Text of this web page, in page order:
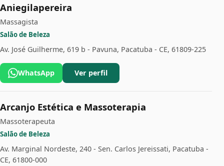
Aniegilapereira
Massagista
Salão de Beleza
Av. José Guilherme, 619 b - Pavuna, Pacatuba - CE, 61809-225
WhatsApp Ver perfil
Arcanjo Estética e Massoterapia
Massoterapeuta
Salão de Beleza
Av. Marginal Nordeste, 240 - Sen. Carlos Jereissati, Pacatuba -
CE, 61800-000